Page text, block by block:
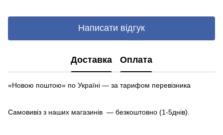
Написати відгук
Доставка Оплата
«Новою поштою» по Україні — за тарифом перевізника
Самовивіз з наших магазинів — безкоштовно (1-5днів).